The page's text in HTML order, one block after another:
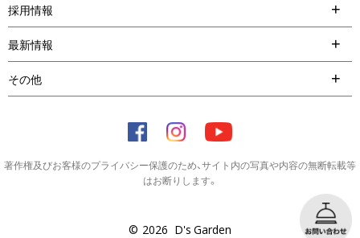
採用情報
最新情報
その他
著作権及びお客様のプライバシー保護のため、サイト内の写真や内容の無断転載等
はお断りします。
© 2026 D's Garden